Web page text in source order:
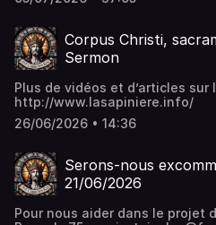
le 1er juillet 2026.▶️ Retrouvez
de cette cérémonie, quatre
Sacerdotale Saint-Pie X ont
épiscopale.La cérémonie a été
consécrateur, assisté de Son
Fellay, co-consécrateur.Les
Mgr Pascal Schreiber (Suisse)•
(États-Unis)• Mgr Michel
Corpus Christi,
Sermon
Plus de vidéos et d’articles sur
http://www.lasapiniere.info/
26/06/2026 • 14:36
Serons-nous
21/06/2026
Pour nous aider dans le projet